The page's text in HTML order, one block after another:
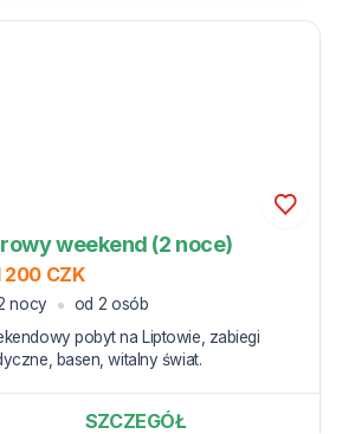
masz wszystko „na
weekend (2 noce)
200 CZK
nocy
od 2 osób
pobyt na Liptowie, zabiegi
basen, witalny świat.
SZCZEGÓŁ